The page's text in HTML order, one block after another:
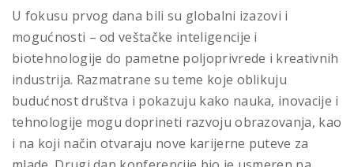
U fokusu prvog dana bili su globalni izazovi i
mogućnosti – od veštačke inteligencije i
biotehnologije do pametne poljoprivrede i kreativnih
industrija. Razmatrane su teme koje oblikuju
budućnost društva i pokazuju kako nauka, inovacije i
tehnologije mogu doprineti razvoju obrazovanja, kao
i na koji način otvaraju nove karijerne puteve za